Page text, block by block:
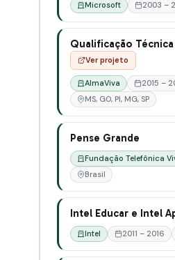
Microsoft 2003 –
Qualificação
Ver projeto
AlmaViva
2015 –
MS, GO, PI, MG, SP
Pense Grande
Fundação Telefônica
Brasil
Intel Educar e Intel
Intel 2011 – 2016